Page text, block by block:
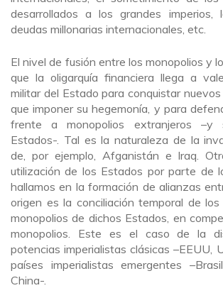
desarrollados a los grandes imperios,
deudas millonarias internacionales, etc.
El nivel de fusión entre los monopolios y
que la oligarquía financiera llega a
militar del Estado para conquistar
que imponer su hegemonía, y para
frente a monopolios extranjeros –y
Estados-. Tal es la naturaleza de la
de, por ejemplo, Afganistán e Iraq.
utilización de los Estados por parte de
hallamos en la formación de alianzas
origen es la conciliación temporal de
monopolios de dichos Estados, en
monopolios. Este es el caso de la
potencias imperialistas clásicas –EEUU,
países imperialistas emergentes
China-.